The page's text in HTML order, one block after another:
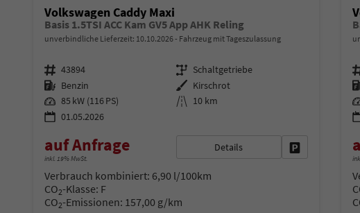
Volkswagen Caddy Maxi
Basis 1.5TSI ACC Kam GV5 App AHK Reling
unverbindliche Lieferzeit: 10.10.2026 Fahrzeug mit Tageszulassung
Fahrzeugnr. 43894 Getriebe Schaltgetriebe
Kraftstoff Benzin Außenfarbe Kirschrot
Leistung 85 kW (116 PS) Kilometerstand 10 km
01.05.2026
auf Anfrage
inkl. 19% MwSt.
Details Fahrzeug parken
Verbrauch kombiniert: 6,90 l/100km
CO2-Klasse: F
CO2-Emissionen: 157,00 g/km